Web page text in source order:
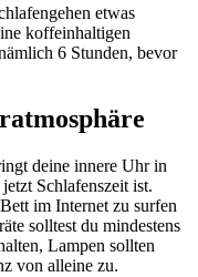
etwas
koffeinhaltigen
6 Stunden, bevor
deine innere Uhr in
Schlafenszeit ist.
im Internet zu surfen
solltest du mindestens
Lampen sollten
von alleine zu.